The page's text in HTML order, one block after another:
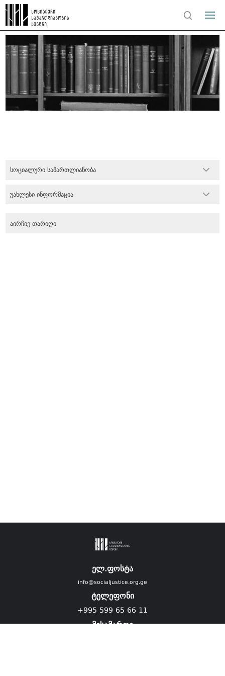
სოციალური სამართლიანობა
უახლესი ინფორმაცია
ელ.ფოსტა
info@socialjustice.org.ge
ტელეფონი
+995 599 65 66 11
მისამართი